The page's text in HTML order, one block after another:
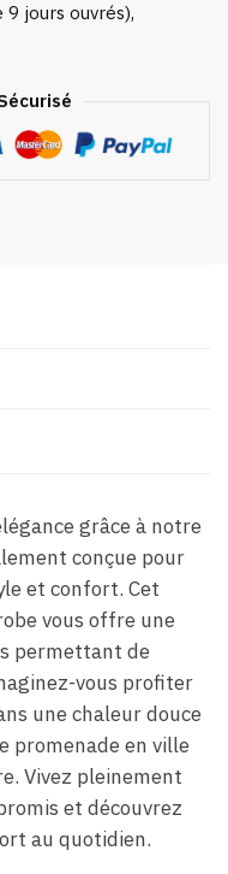
9 jours ouvrés),
grâce à notre
conçue pour
et confort. Cet
vous offre une
permettant de
vous profiter
une chaleur douce
promenade en ville
Vivez pleinement
et découvrez
au quotidien.